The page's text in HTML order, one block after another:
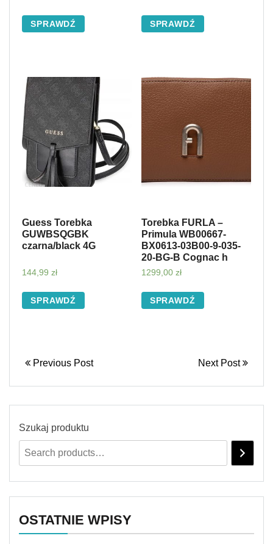
SPRAWDŹ SPRAWDŹ
Guess Torebka
GUWBSQGBK
czarna/black 4G
144,99 zł
SPRAWDŹ
Torebka FURLA –
Primula WB00667-
BX0613-03B00-9-035-
20-BG-B Cognac h
1299,00 zł
SPRAWDŹ
Previous Post Next Post
Szukaj produktu
OSTATNIE WPISY